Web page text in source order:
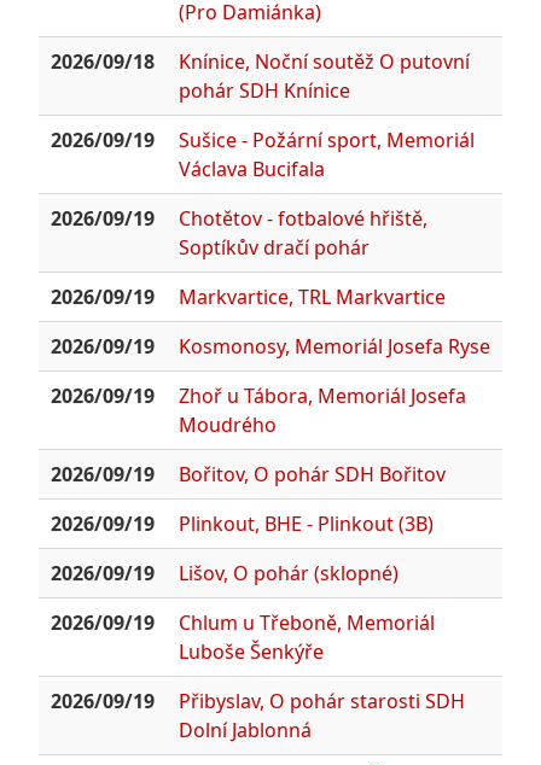
(Pro Damiánka)
2026/09/18
Knínice, Noční soutěž O putovní
pohár SDH Knínice
2026/09/19
Sušice - Požární sport, Memoriál
Václava Bucifala
2026/09/19
Chotětov - fotbalové hřiště,
Soptíkův dračí pohár
2026/09/19
Markvartice, TRL Markvartice
2026/09/19
Kosmonosy, Memoriál Josefa Ryse
2026/09/19
Zhoř u Tábora, Memoriál Josefa
Moudrého
2026/09/19
Bořitov, O pohár SDH Bořitov
2026/09/19
Plinkout, BHE - Plinkout (3B)
2026/09/19
Lišov, O pohár (sklopné)
2026/09/19
Chlum u Třeboně, Memoriál
Luboše Šenkýře
2026/09/19
Přibyslav, O pohár starosti SDH
Dolní Jablonná